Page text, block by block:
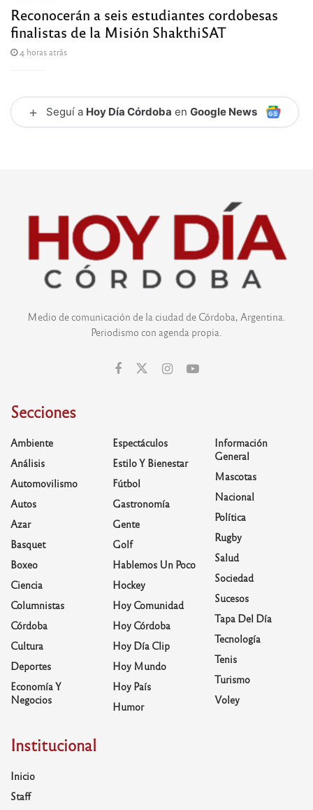
Reconocerán a seis estudiantes cordobesas
finalistas de la Misión ShakthiSAT
4 horas atrás
+ Seguí a Hoy Día Córdoba en Google News
Medio de comunicación de la ciudad de Córdoba, Argentina.
Periodismo con agenda propia.
Secciones
Ambiente
Análisis
Automovilismo
Autos
Azar
Basquet
Boxeo
Ciencia
Columnistas
Córdoba
Cultura
Deportes
Economía Y
Negocios
Espectáculos
Estilo Y Bienestar
Fútbol
Gastronomía
Gente
Golf
Hablemos Un Poco
Hockey
Hoy Comunidad
Hoy Córdoba
Hoy Día Clip
Hoy Mundo
Hoy País
Humor
Información
General
Mascotas
Nacional
Política
Rugby
Salud
Sociedad
Sucesos
Tapa Del Día
Tecnología
Tenis
Turismo
Voley
Institucional
Inicio
Staff